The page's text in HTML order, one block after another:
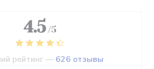
4.5 /5
рейтинг — 626 отзывы